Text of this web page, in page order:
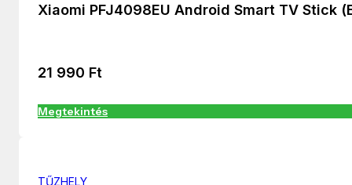
Xiaomi PFJ4098EU Android Smart TV Stick
21 990 Ft
Megtekintés
TŰZHELY